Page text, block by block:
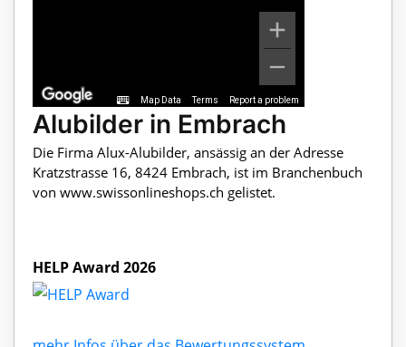
Map Data Terms Report a problem
Alubilder in Embrach
Die Firma Alux-Alubilder, ansässig an der Adresse
Kratzstrasse 16, 8424 Embrach, ist im Branchenbuch
von www.swissonlineshops.ch gelistet.
HELP Award 2026